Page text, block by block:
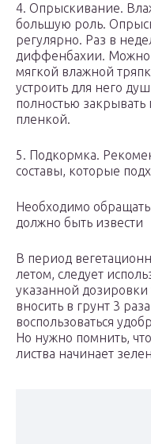
4. Опрыскивание.
большую роль.
регулярно. Раз в
диффенбахии. Можно
мягкой влажной
устроить для него
полностью закрывать
пленкой.
5. Подкормка.
составы, которые
Необходимо
должно быть извести
В период
летом, следует
указанной дозировки
вносить в грунт 3
воспользоваться
Но нужно помнить,
листва начинает